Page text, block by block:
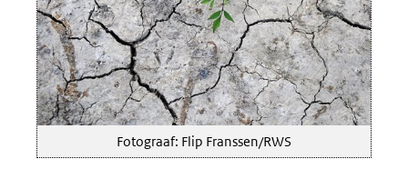
Fotograaf: Flip Franssen/RWS